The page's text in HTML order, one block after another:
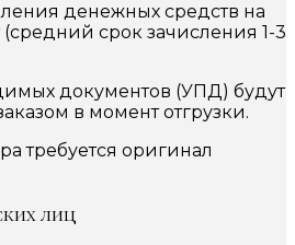
денежных средств на
срок зачисления 1-3
документов (УПД) будут
в момент отгрузки.
требуется оригинал
лиц